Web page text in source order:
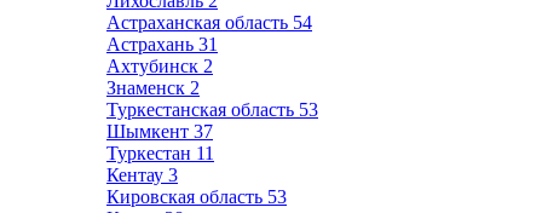
Астраханская область 54
Астрахань 31
Ахтубинск 2
Знаменск 2
Туркестанская область 53
Шымкент 37
Туркестан 11
Кентау 3
Кировская область 53